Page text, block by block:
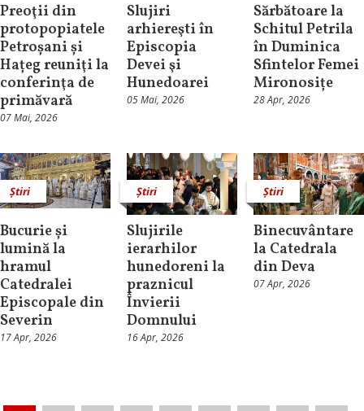
Preoţii din
protopopiatele
Petroșani și
Hațeg reuniţi la
conferinţa de
primăvară
07 Mai, 2026
Slujiri
arhiereşti în
Episcopia
Devei şi
Hunedoarei
05 Mai, 2026
Sărbătoare la
Schitul Petrila
în Duminica
Sfintelor Femei
Mironosițe
28 Apr, 2026
Știri
Bucurie și
lumină la
hramul
Catedralei
Episcopale din
Severin
17 Apr, 2026
Știri
Slujirile
ierarhilor
hunedoreni la
praznicul
Învierii
Domnului
16 Apr, 2026
Știri
Binecuvântare
la Catedrala
din Deva
07 Apr, 2026